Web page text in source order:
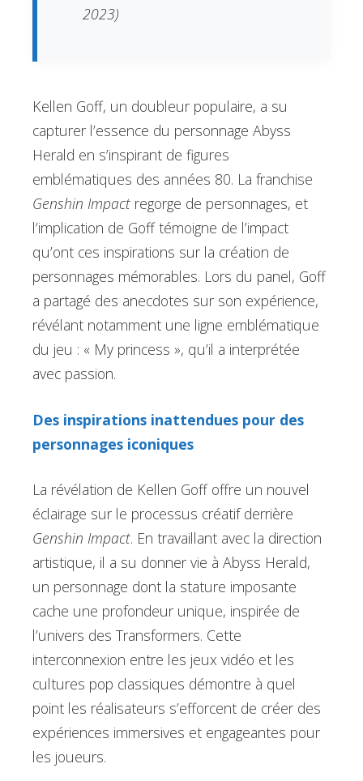
2023)
Kellen Goff, un doubleur populaire, a su
capturer l’essence du personnage Abyss
Herald en s’inspirant de figures
emblématiques des années 80. La franchise
Genshin Impact regorge de personnages, et
l’implication de Goff témoigne de l’impact
qu’ont ces inspirations sur la création de
personnages mémorables. Lors du panel, Goff
a partagé des anecdotes sur son expérience,
révélant notamment une ligne emblématique
du jeu : « My princess », qu’il a interprétée
avec passion.
Des inspirations inattendues pour des
personnages iconiques
La révélation de Kellen Goff offre un nouvel
éclairage sur le processus créatif derrière
Genshin Impact. En travaillant avec la direction
artistique, il a su donner vie à Abyss Herald,
un personnage dont la stature imposante
cache une profondeur unique, inspirée de
l’univers des Transformers. Cette
interconnexion entre les jeux vidéo et les
cultures pop classiques démontre à quel
point les réalisateurs s’efforcent de créer des
expériences immersives et engageantes pour
les joueurs.